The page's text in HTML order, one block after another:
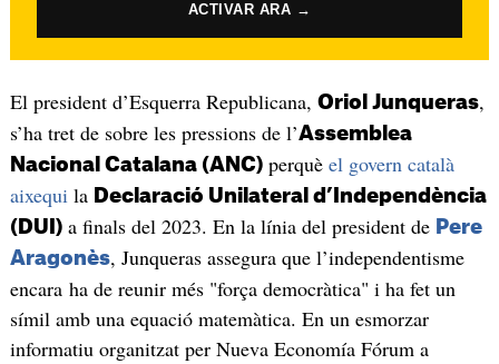
ACTIVAR ARA →
El president d’Esquerra Republicana, Oriol Junqueras,
s’ha tret de sobre les pressions de l’Assemblea
Nacional Catalana (ANC)perquè el govern català
aixequila Declaració Unilateral d’Independència
(DUI)a finals del 2023. En la línia del president de Pere
Aragonès, Junqueras assegura que l’independentisme
encara ha de reunir més "força democràtica" i ha fet un
símil amb una equació matemàtica. En un esmorzar
informatiu organitzat per Nueva Economía Fórum a